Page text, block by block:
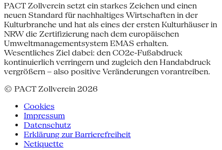
PACT Zollverein setzt ein starkes Zeichen und einen
neuen Standard für nachhaltiges Wirtschaften in der
Kulturbranche und hat als eines der ersten Kulturhäuser in
NRW die Zertifizierung nach dem europäischen
Umweltmanagementsystem EMAS erhalten.
Wesentliches Ziel dabei: den CO2e-Fußabdruck
kontinuierlich verringern und zugleich den Handabdruck
vergrößern – also positive Veränderungen vorantreiben.
© PACT Zollverein 2026
Cookies
Impressum
Datenschutz
Erklärung zur Barrierefreiheit
Netiquette